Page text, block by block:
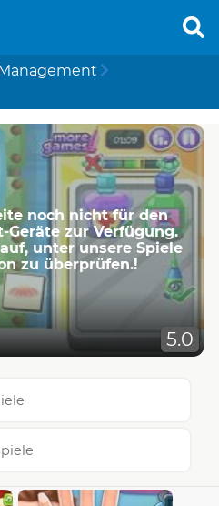
noch nicht für den
zur Verfügung.
unter unsere Spiele
zu überprüfen.!
5.0